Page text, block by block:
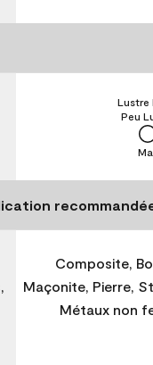
Peu
Lustre
Composite,
Maçonite, Pierre,
Métaux non